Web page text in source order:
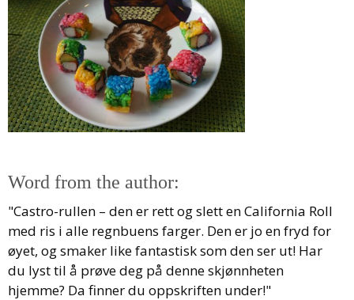
Word from the author:
"Castro-rullen – den er rett og slett en California Roll
med ris i alle regnbuens farger. Den er jo en fryd for
øyet, og smaker like fantastisk som den ser ut! Har
du lyst til å prøve deg på denne skjønnheten
hjemme? Da finner du oppskriften under!"